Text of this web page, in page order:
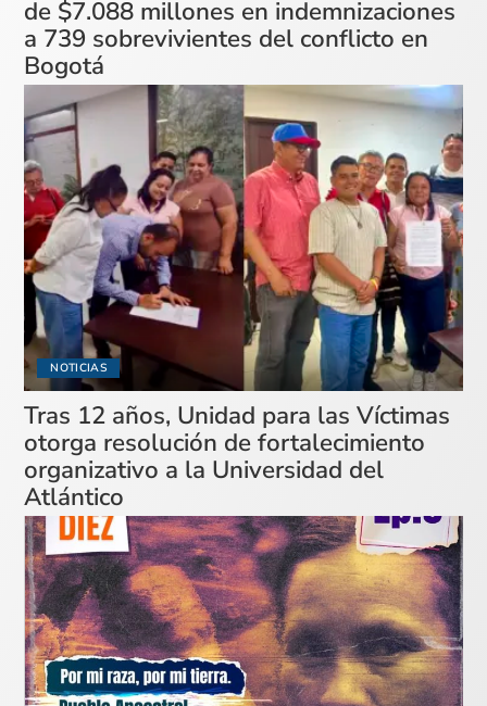
de $7.088 millones en indemnizaciones
a 739 sobrevivientes del conflicto en
Bogotá
NOTICIAS
Tras 12 años, Unidad para las Víctimas
otorga resolución de fortalecimiento
organizativo a la Universidad del
Atlántico